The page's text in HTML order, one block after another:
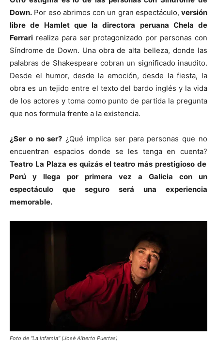
Down. Por eso abrimos con un gran espectáculo, versión
libre de Hamlet que la directora peruana Chela de
Ferrari realiza para ser protagonizado por personas con
Síndrome de Down. Una obra de alta belleza, donde las
palabras de Shakespeare cobran un significado inaudito.
Desde el humor, desde la emoción, desde la fiesta, la
obra es un tejido entre el texto del bardo inglés y la vida
de los actores y toma como punto de partida la pregunta
que nos formula frente a la existencia.
¿Ser o no ser? ¿Qué implica ser para personas que no
encuentran espacios donde se les tenga en cuenta?
Teatro La Plaza es quizás el teatro más prestigioso de
Perú y llega por primera vez a Galicia con un
espectáculo que seguro será una experiencia
memorable.
Foto de "La infamia" (José Alberto Puertas)